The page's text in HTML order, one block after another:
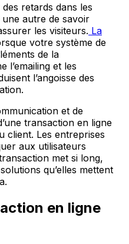
retards dans les
une autre de savoir
les visiteurs. La
votre système de
de la
l’emailing et les
l’angoisse des
et de
transaction en ligne
client. Les entreprises
aux utilisateurs
met si long,
qu’elles mettent
en ligne